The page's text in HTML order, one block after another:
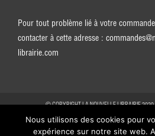
Pour tout problème lié à votre
contacter à cette adresse :
librairie.com
© COPYRIGHT LA NOUVELLE LIBRAIRIE
Nous utilisons des cookies pour
expérience sur notre site web.